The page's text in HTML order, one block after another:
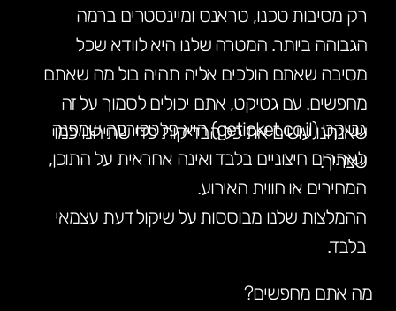
מה אתם מחפשים?
גטיקט (geticket.co.il) היא פלטפורמה שמפנה
לאתרים חיצוניים בלבד ואינה אחראית על התוכן,
המחירים או חווית האירוע.
ההמלצות שלנו מבוססות על שיקול דעת עצמאי
בלבד.
רק מסיבות טכנו, טראנס ומיינסטרים ברמה
הגבוהה ביותר. המטרה שלנו היא לוודא שכל
מסיבה שאתם הולכים אליה תהיה בול מה שאתם
מחפשים. עם גטיקט, אתם יכולים לסמוך על זה
שאנחנו עושים את כל הבדיקות כדי שתיהנו כמו
שצריך.